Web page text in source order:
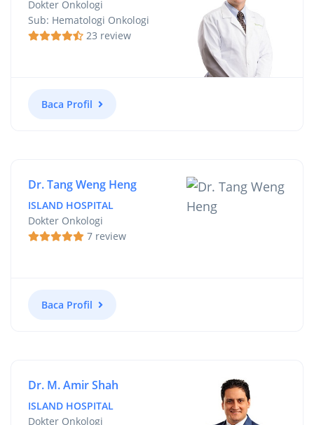
Dokter Onkologi
Sub: Hematologi Onkologi
23 review
Baca Profil
Dr. Tang Weng Heng
ISLAND HOSPITAL
Dokter Onkologi
7 review
Baca Profil
Dr. M. Amir Shah
ISLAND HOSPITAL
Dokter Onkologi